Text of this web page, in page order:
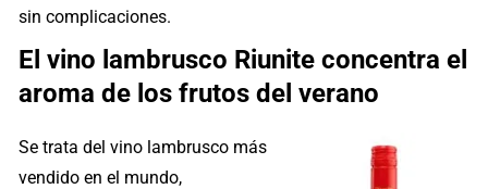
sin complicaciones.
El vino lambrusco Riunite concentra el
aroma de los frutos del verano
Se trata del vino lambrusco más
vendido en el mundo,